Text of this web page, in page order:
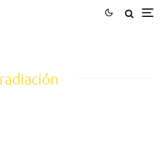
radiación